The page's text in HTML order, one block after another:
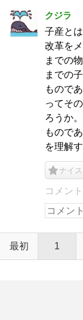
クジラ
子産と
改革を
までの
までの
もので
ってそ
ろうか
もので
を理解
ナイス
コメン
最初 1